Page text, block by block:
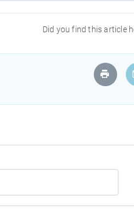
Did you find this article